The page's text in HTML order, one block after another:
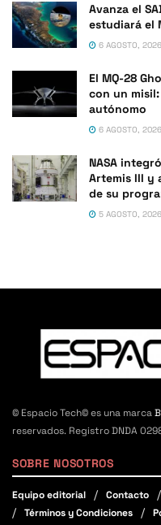
Avanza el
estudiará el
6 AGOSTO, 2026
El MQ-28
con un
autónomo
6 AGOSTO, 2026
NASA
Artemis III y
de su
5 AGOSTO, 2026
© Espacio Tech© es una marca
reservados. Registro DNDA
SOBRE NOSOTROS
Equipo editorial Contacto
Términos y Condiciones